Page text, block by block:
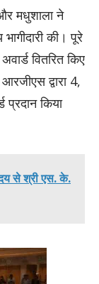
मधुशाला ने
की। पूरे
वितरित किए
द्वारा 4,
प्रदान किया
से श्री एस. के.